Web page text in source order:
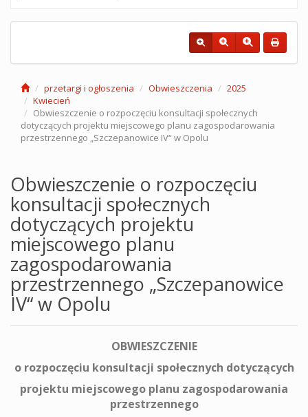
przetargi i ogłoszenia Obwieszczenia
2025
Kwiecień
Obwieszczenie o rozpoczęciu konsultacji społecznych
dotyczących projektu miejscowego planu zagospodarowania
przestrzennego „Szczepanowice IV“ w Opolu
Obwieszczenie o rozpoczęciu
konsultacji społecznych
dotyczących projektu
miejscowego planu
zagospodarowania
przestrzennego „Szczepanowice
IV“ w Opolu
OBWIESZCZENIE
o rozpoczęciu konsultacji społecznych dotyczących
projektu miejscowego planu zagospodarowania
przestrzennego